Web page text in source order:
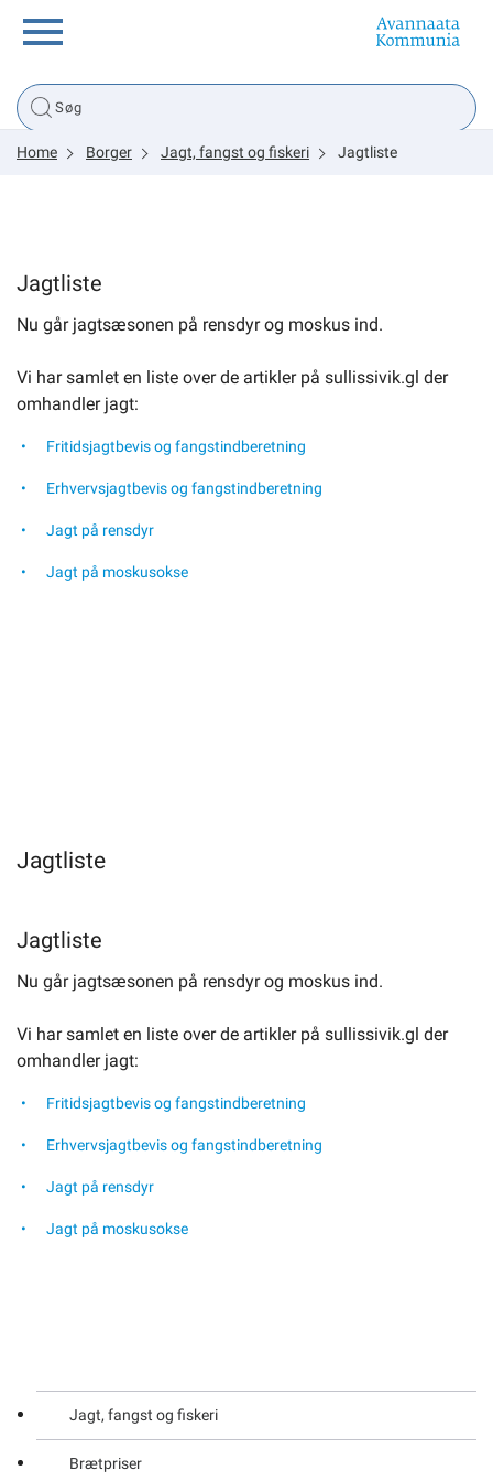
Borger
Tsunami
sullissivik.gl
Home Borger Jagt, fangst og fiskeri Jagtliste
Jagtliste
Nu går jagtsæsonen på rensdyr og moskus ind.
Vi har samlet en liste over de artikler på sullissivik.gl der
omhandler jagt:
Fritidsjagtbevis og fangstindberetning
Erhvervsjagtbevis og fangstindberetning
Jagt på rensdyr
Jagt på moskusokse
Jagt, fangst og fiskeri
Brætpriser
Jagtliste
Jagtliste
Nu går jagtsæsonen på rensdyr og moskus ind.
Vi har samlet en liste over de artikler på sullissivik.gl der
omhandler jagt:
Fritidsjagtbevis og fangstindberetning
Erhvervsjagtbevis og fangstindberetning
Jagt på rensdyr
Jagt på moskusokse